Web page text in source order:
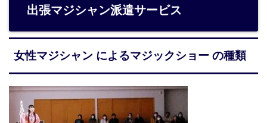
出張マジシャン派遣サービス
女性マジシャン によるマジックショー の種類